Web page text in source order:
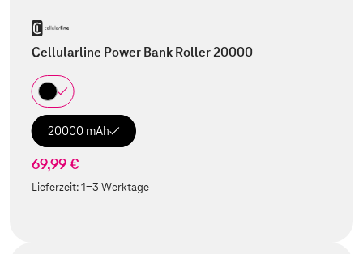
Cellularline Power Bank Roller 20000
20000 mAh
69,99 €
Lieferzeit:1-3 Werktage